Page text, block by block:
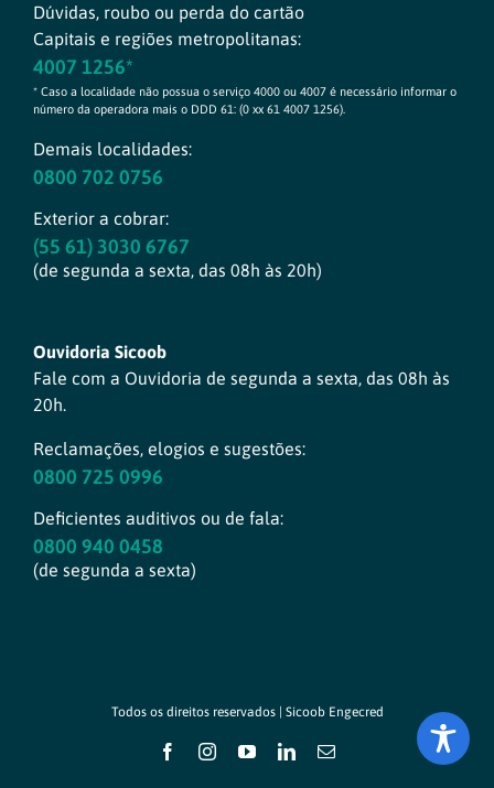
Dúvidas, roubo ou perda do cartão
Capitais e regiões metropolitanas:
4007 1256*
* Caso a localidade não possua o serviço 4000 ou 4007 é necessário informar o
número da operadora mais o DDD 61: (0 xx 61 4007 1256).
Demais localidades:
0800 702 0756
Exterior a cobrar:
(55 61) 3030 6767
(de segunda a sexta, das 08h às 20h)
Ouvidoria Sicoob
Fale com a Ouvidoria de segunda a sexta, das 08h às
20h.
Reclamações, elogios e sugestões:
0800 725 0996
Deficientes auditivos ou de fala:
0800 940 0458
(de segunda a sexta)
Todos os direitos reservados | Sicoob Engecred
FacebookInstagramYouTubeLinkedIn
E-